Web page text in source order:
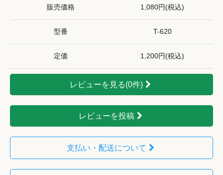
販売価格 1,080円(税込)
型番 T-620
定価 1,200円(税込)
レビューを見る(0件)
レビューを投稿
支払い・配送について